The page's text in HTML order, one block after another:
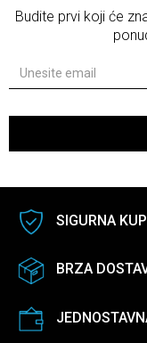
Budite prvi koji će
SIGURNA
BRZA